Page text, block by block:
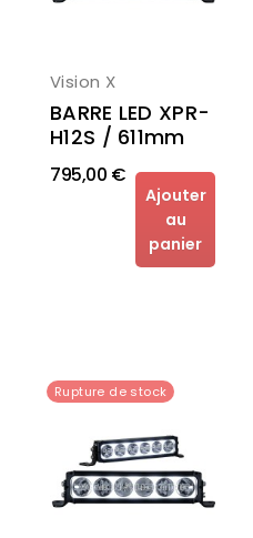
Vision X
BARRE LED XPR-
H12S / 611mm
795,00 €
Ajouter
au
panier
Rupture de stock